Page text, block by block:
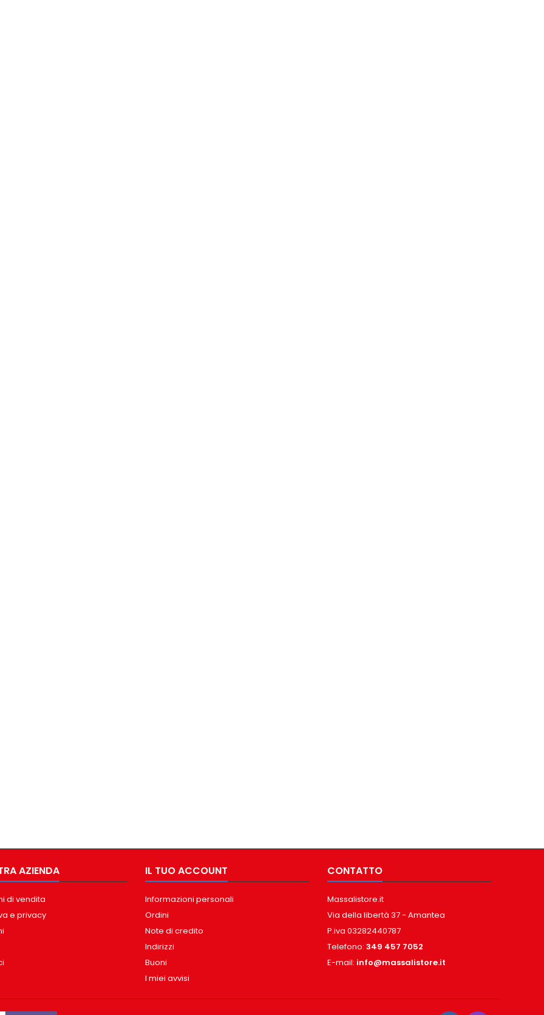
AZIENDA
di vendita
e privacy
IL TUO ACCOUNT
Informazioni personali
Ordini
Note di credito
Indirizzi
Buoni
I miei avvisi
CONTATTO
Massalistore.it
Via della libertà 37 - Amantea
P.iva 03282440787
Telefono: 349 457 7052
E-mail: info@massalistore.it